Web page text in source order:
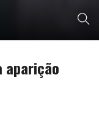
aparição